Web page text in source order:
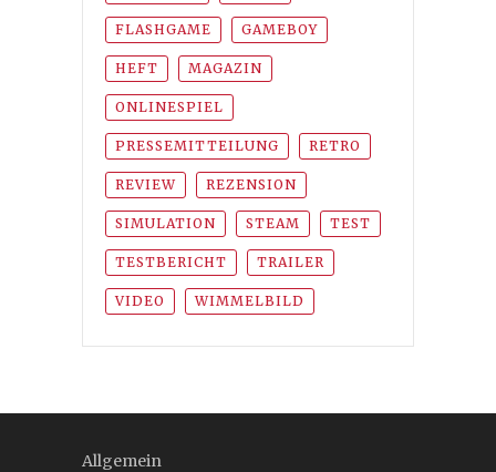
FLASHGAME GAMEBOY
HEFT MAGAZIN
ONLINESPIEL
PRESSEMITTEILUNG RETRO
REVIEW REZENSION
SIMULATION STEAM TEST
TESTBERICHT TRAILER
VIDEO WIMMELBILD
Allgemein